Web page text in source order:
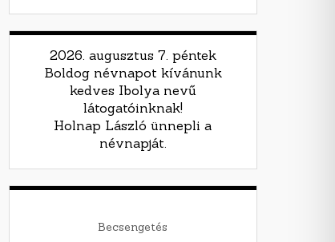
2026. augusztus 7. péntek
Boldog névnapot kívánunk
kedves Ibolya nevű
látogatóinknak!
Holnap László ünnepli a
névnapját.
Becsengetés